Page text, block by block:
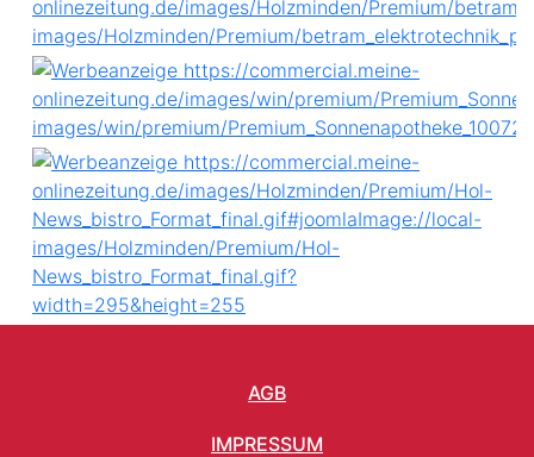
AGB
IMPRESSUM